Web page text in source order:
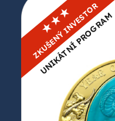
★★★
ZKUŠENÝ INVESTOR
UNIKÁTNÍ PROGRAM